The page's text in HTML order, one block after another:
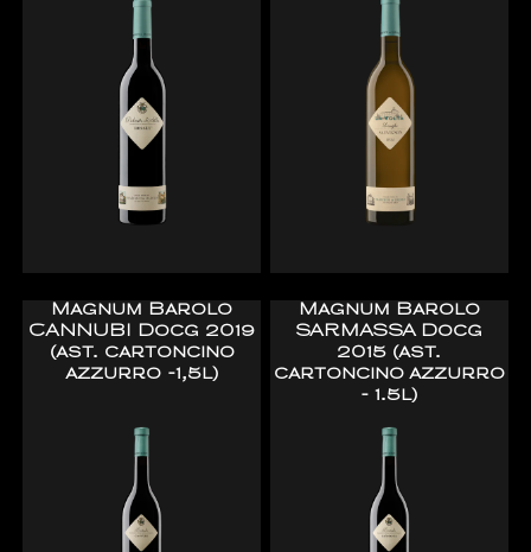
Magnum Barolo
CANNUBI Docg 2019
(ast. cartoncino
azzurro -1,5l)
Magnum Barolo
SARMASSA Docg
2015 (ast.
cartoncino azzurro
- 1.5l)